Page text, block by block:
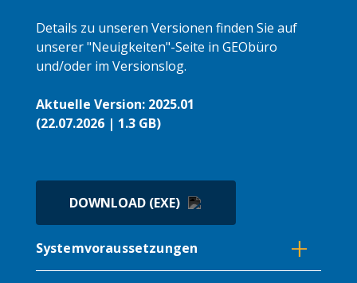
Details zu unseren Versionen finden Sie auf
unserer "Neuigkeiten"-Seite in GEObüro
und/oder im Versionslog.
Aktuelle Version: 2025.01
(22.07.2026 | 1.3 GB)
DOWNLOAD (EXE)
Systemvoraussetzungen +